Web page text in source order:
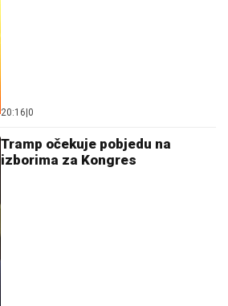
20:16 0
Tramp očekuje pobjedu na
izborima za Kongres